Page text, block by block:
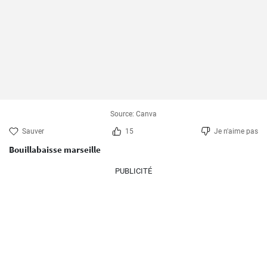
Source: Canva
Sauver 15 Je n'aime pas
Bouillabaisse marseille
PUBLICITÉ